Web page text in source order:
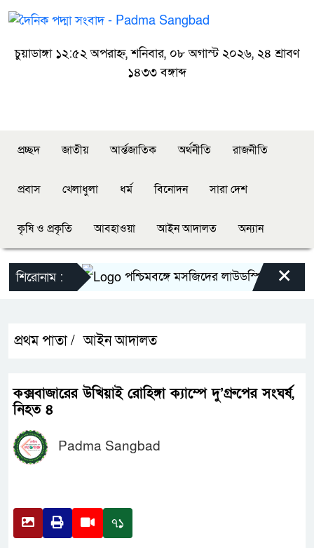
চুয়াডাঙ্গা ১২:৫২ অপরাহ্ন, শনিবার, ০৮ অগাস্ট ২০২৬, ২৪ শ্রাবণ
১৪৩৩ বঙ্গাব্দ
প্রচ্ছদ জাতীয় আর্ন্তজাতিক অর্থনীতি রাজনীতি
প্রবাস খেলাধুলা ধর্ম বিনোদন সারা দেশ
কৃষি ও প্রকৃতি আবহাওয়া আইন আদালত অন্যান
শিরোনাম : পশ্চিমবঙ্গে মসজিদের লাউডস্পিকার×
প্রথম পাতা / আইন আদালত
কক্সবাজারের উখিয়াই রোহিঙ্গা ক্যাম্পে দু’গ্রুপের সংঘর্ষ,
নিহত ৪
Padma Sangbad
৭১